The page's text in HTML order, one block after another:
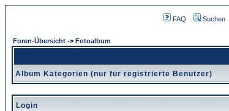
FAQ Suchen
Foren-Übersicht -> Fotoalbum
Album Kategorien (nur für registrierte Benutzer)
Login